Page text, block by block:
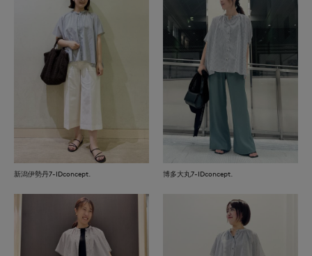
新潟伊勢丹7-IDconcept. 博多大丸7-IDconcept.